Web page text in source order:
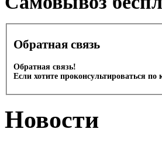
Обратная связь
Обратная связь!
Если хотите проконсультироваться
Новости